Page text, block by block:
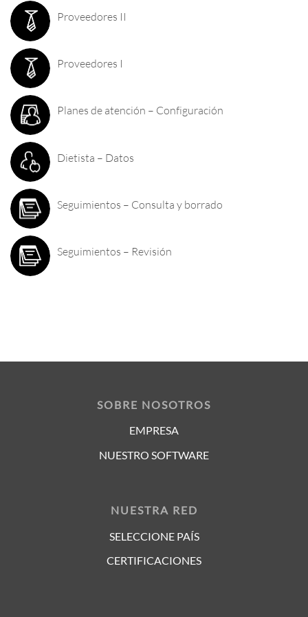
Proveedores II
Proveedores I
Planes de atención – Configuración
Dietista – Datos
Seguimientos – Consulta y borrado
Seguimientos – Revisión
SOBRE NOSOTROS
EMPRESA
NUESTRO SOFTWARE
NUESTRA RED
SELECCIONE PAÍS
CERTIFICACIONES